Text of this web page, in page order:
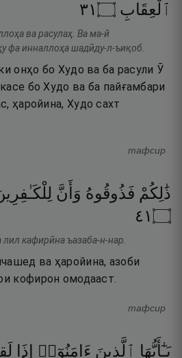
ٱلْعِقَابِ ۝١٣
ва расулаҳ. Ва ма-й
фа инналлоҳа шадӣду-л-ъиқоб.
онҳо бо Худо ва ба расули Ӯ
бо Худо ва ба пайғамбари
ҳаройина, Худо сахт
тафсир
ذَٰلِكُمْ فَذُوقُوهُ وَأَنَّ
۝١٤
кафирӣна ъазаба-н-нар.
ва ҳаройина, азоби
кофирон омодааст.
тафсир
يَـٰٓأَيُّهَا ٱلَّذِينَ ءَامَنُوٓا۟ إِذَا